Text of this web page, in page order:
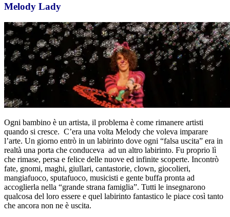
Melody Lady
Ogni bambino è un artista, il problema è come rimanere artisti
quando si cresce. C’era una volta Melody che voleva imparare
l’arte. Un giorno entrò in un labirinto dove ogni “falsa uscita” era in
realtà una porta che conduceva ad un altro labirinto. Fu proprio lì
che rimase, persa e felice delle nuove ed infinite scoperte. Incontrò
fate, gnomi, maghi, giullari, cantastorie, clown, giocolieri,
mangiafuoco, sputafuoco, musicisti e gente buffa pronta ad
accoglierla nella “grande strana famiglia”. Tutti le insegnarono
qualcosa del loro essere e quel labirinto fantastico le piace così tanto
che ancora non ne è uscita.